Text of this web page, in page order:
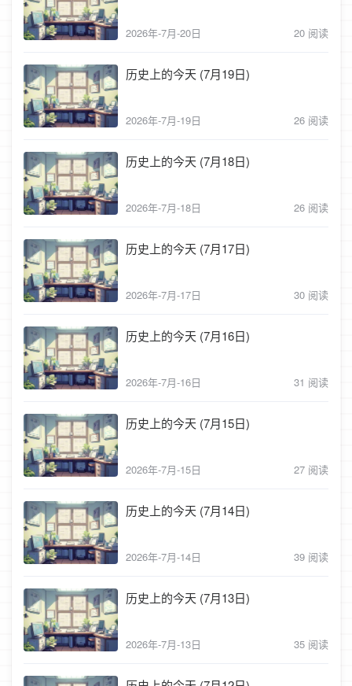
2026年-7月-20日 20 阅读
历史上的今天 (7月19日)
2026年-7月-19日 26 阅读
历史上的今天 (7月18日)
2026年-7月-18日 26 阅读
历史上的今天 (7月17日)
2026年-7月-17日 30 阅读
历史上的今天 (7月16日)
2026年-7月-16日 31 阅读
历史上的今天 (7月15日)
2026年-7月-15日 27 阅读
历史上的今天 (7月14日)
2026年-7月-14日 39 阅读
历史上的今天 (7月13日)
2026年-7月-13日 35 阅读